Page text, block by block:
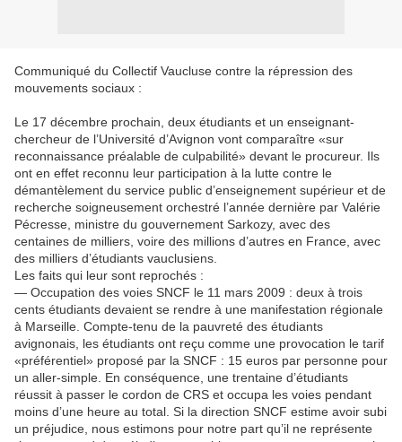
Communiqué du Collectif Vaucluse contre la répression des
mouvements sociaux :
Le 17 décembre prochain, deux étudiants et un enseignant-
chercheur de l’Université d’Avignon vont comparaître «sur
reconnaissance préalable de culpabilité» devant le procureur. Ils
ont en effet reconnu leur participation à la lutte contre le
démantèlement du service public d’enseignement supérieur et de
recherche soigneusement orchestré l’année dernière par Valérie
Pécresse, ministre du gouvernement Sarkozy, avec des
centaines de milliers, voire des millions d’autres en France, avec
des milliers d’étudiants vauclusiens.
Les faits qui leur sont reprochés :
— Occupation des voies SNCF le 11 mars 2009 : deux à trois
cents étudiants devaient se rendre à une manifestation régionale
à Marseille. Compte-tenu de la pauvreté des étudiants
avignonais, les étudiants ont reçu comme une provocation le tarif
«préférentiel» proposé par la SNCF : 15 euros par personne pour
un aller-simple. En conséquence, une trentaine d’étudiants
réussit à passer le cordon de CRS et occupa les voies pendant
moins d’une heure au total. Si la direction SNCF estime avoir subi
un préjudice, nous estimons pour notre part qu’il ne représente